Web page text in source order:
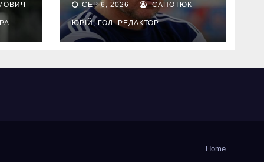
Карабах
СЕР 6, 2026 САПОТЮК
ЮРІЙ, ГОЛ. РЕДАКТОР
Home